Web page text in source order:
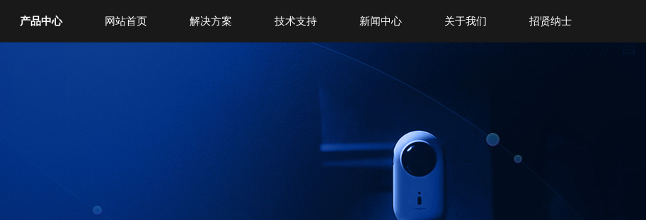
产品中心 网站首页 解决方案 技术支持 新闻中心 关于我们 招贤纳士